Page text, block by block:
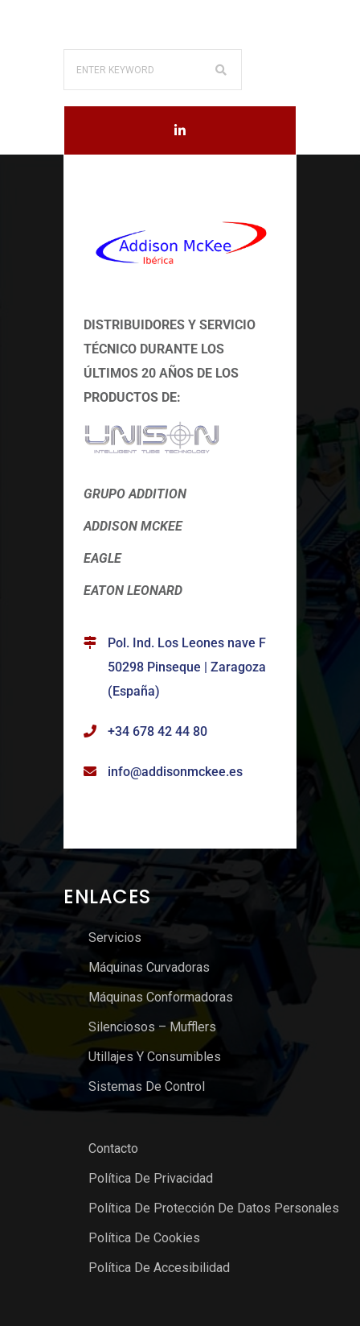
DISTRIBUIDORES Y SERVICIO
TÉCNICO DURANTE LOS
ÚLTIMOS 20 AÑOS DE LOS
PRODUCTOS DE:
GRUPO ADDITION
ADDISON MCKEE
EAGLE
EATON LEONARD
Pol. Ind. Los Leones nave F
50298 Pinseque | Zaragoza
(España)
+34 678 42 44 80
info@addisonmckee.es
ENLACES
Servicios
Máquinas Curvadoras
Máquinas Conformadoras
Silenciosos – Mufflers
Utillajes Y Consumibles
Sistemas De Control
Contacto
Política De Privacidad
Política De Protección De Datos Personales
Política De Cookies
Política De Accesibilidad